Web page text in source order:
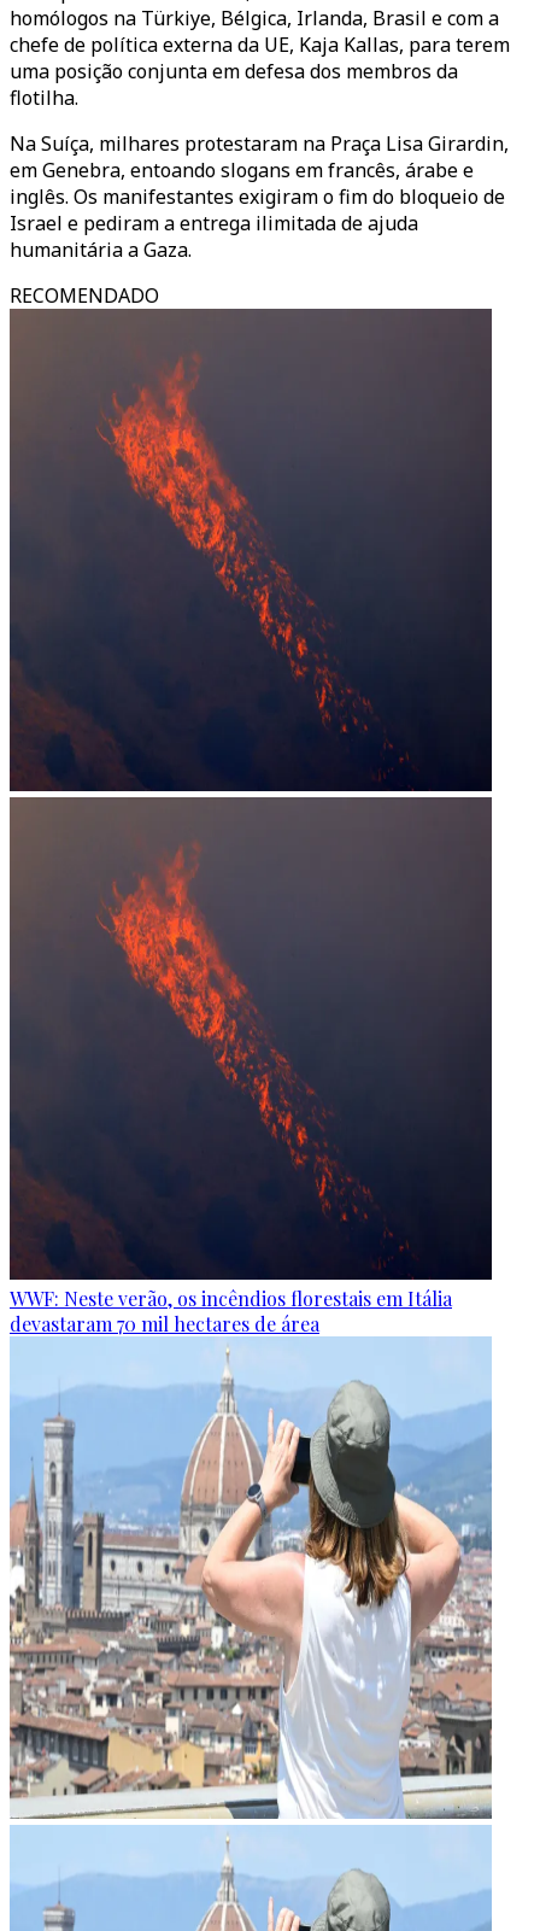
homólogos na Türkiye, Bélgica, Irlanda, Brasil e com a
chefe de política externa da UE, Kaja Kallas, para terem
uma posição conjunta em defesa dos membros da
flotilha.
Na Suíça, milhares protestaram na Praça Lisa Girardin,
em Genebra, entoando slogans em francês, árabe e
inglês. Os manifestantes exigiram o fim do bloqueio de
Israel e pediram a entrega ilimitada de ajuda
humanitária a Gaza.
RECOMENDADO
WWF: Neste verão, os incêndios florestais em Itália
devastaram 70 mil hectares de área